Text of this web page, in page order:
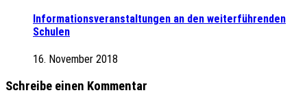
Informationsveranstaltungen an den weiterführenden
Schulen
16. November 2018
Schreibe einen Kommentar